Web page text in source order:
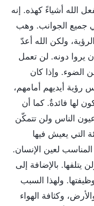
الله أشياءً كهذه. إنه
جميع الجوانب. وهب
ولكن الله أعدّ
يروا دونه. لن تعمل
الضوء. وإذا كان
رؤية أيديهم أمامهم،
لها فائدةٌ. كما أن
الناس ولن تتمكّن
التي يعيش فيها
لعين الإنسان.
يتلفها. بالإضافة إلى
ولهذا السبب
وكثافة الهواء